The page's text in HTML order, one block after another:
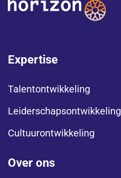
Expertise
Talentontwikkeling
Leiderschapsontwikkeling
Cultuurontwikkeling
Over ons